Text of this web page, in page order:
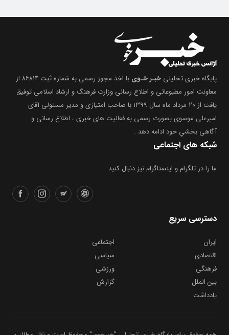
پایگاه خبری تحلیلی خبـر خـوی
با اخذ مجوز رسمی به شماره ثبت ۸۶۸۱۴ از
معاونت امور مطبوعاتی و اطلاع رسانی وزارت فرهنگ و ارشاد اسلامی توفیق
یافت از ۲۰ مرداد ماه سال ۱۳۹۹ با صاحب امتیازی و مدیر مسئولی آقای
امیرعلی موسوی بصورت رسمی به فعالیت های خبری ، اطلاع رسانی و
آگاهی بخشیِ خود ادامه دهد .
شبکه های اجتماعی
ما را در تلگرام و اینستاگرام نیز دنبال کنید
دسترسی سریع
ایران
اجتماعی
اقتصادی
سیاسی
فرهنگی
ورزشی
بین الملل
گزارش
یادداشت